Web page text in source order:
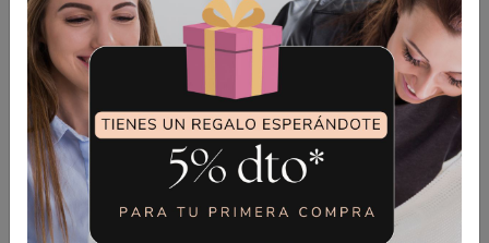
25,90 €
CAJA DE BOBINA BROTHER VR Y
PR